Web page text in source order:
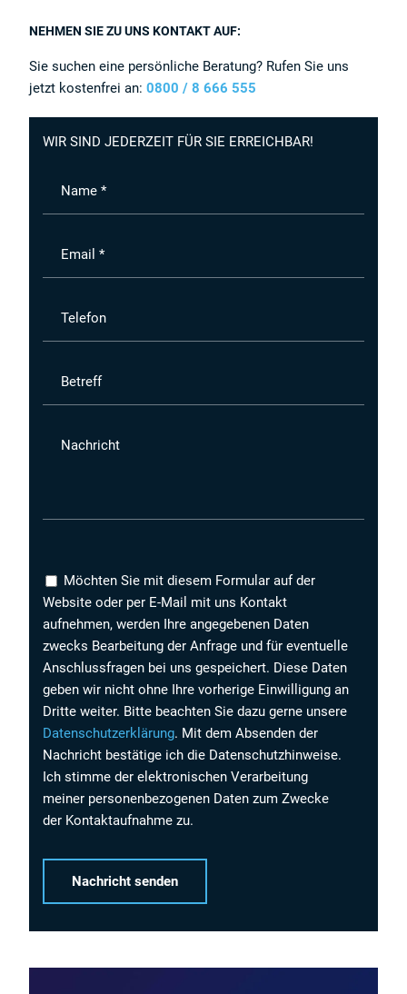
NEHMEN SIE ZU UNS KONTAKT AUF:
Sie suchen eine persönliche Beratung? Rufen Sie uns
jetzt kostenfrei an:0800 / 8 666 555
WIR SIND JEDERZEIT FÜR SIE ERREICHBAR!
Name *
Email *
Telefon
Betreff
Nachricht
Möchten Sie mit diesem Formular auf der
Website oder per E-Mail mit uns Kontakt
aufnehmen, werden Ihre angegebenen Daten
zwecks Bearbeitung der Anfrage und für eventuelle
Anschlussfragen bei uns gespeichert. Diese Daten
geben wir nicht ohne Ihre vorherige Einwilligung an
Dritte weiter. Bitte beachten Sie dazu gerne unsere
Datenschutzerklärung. Mit dem Absenden der
Nachricht bestätige ich die Datenschutzhinweise.
Ich stimme der elektronischen Verarbeitung
meiner personenbezogenen Daten zum Zwecke
der Kontaktaufnahme zu.